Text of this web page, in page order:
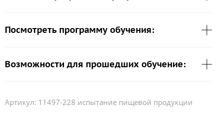
Посмотреть программу обучения:
Возможности для прошедших обучение:
Артикул: 11497-228 испытание пищевой продукции